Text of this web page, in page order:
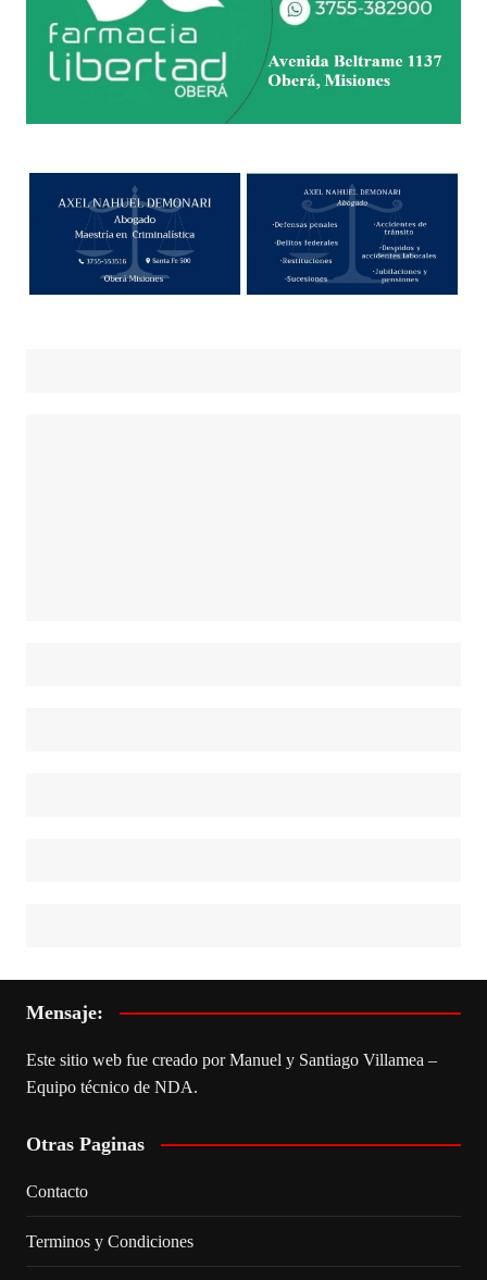
Mensaje:
Este sitio web fue creado por Manuel y Santiago Villamea –
Equipo técnico de NDA.
Otras Paginas
Contacto
Terminos y Condiciones